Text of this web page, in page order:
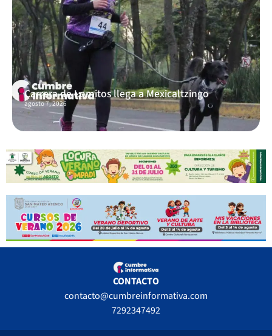
Carrera de Lomitos llega a Mexicaltzingo
agosto 7, 2026
CONTACTO
contacto@cumbreinformativa.com
7292347492